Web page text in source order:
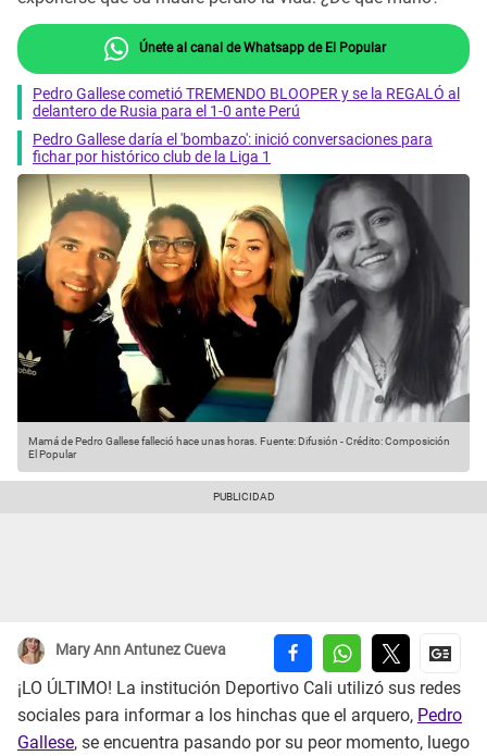
Únete al canal de Whatsapp de El Popular
Pedro Gallese cometió TREMENDO BLOOPER y se la REGALÓ al
delantero de Rusia para el 1-0 ante Perú
Pedro Gallese daría el 'bombazo': inició conversaciones para
fichar por histórico club de la Liga 1
Mamá de Pedro Gallese falleció hace unas horas. Fuente: Difusión -Crédito: Composición
El Popular
Mary Ann Antunez Cueva
¡LO ÚLTIMO! La institución Deportivo Cali utilizó sus redes
sociales para informar a los hinchas que el arquero, Pedro
Gallese, se encuentra pasando por su peor momento, luego